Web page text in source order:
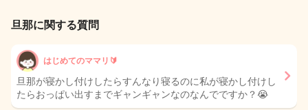
旦那に関する質問
はじめてのママリ🔰
旦那が寝かし付けしたらすんなり寝るのに私が寝かし付けし
たらおっぱい出すまでギャンギャンなのなんでですか？😭